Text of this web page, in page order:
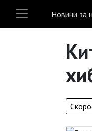
Новини за